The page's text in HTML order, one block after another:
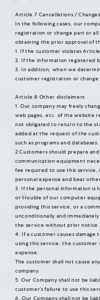
Article.7 Cancellations /
In the following cases, our
registration or change part or
obtaining the prior approval of
1. If the customer violates
2. If the information registered
3. In addition, when we
customer registration or
Article.8 Other disclaimers
1. Our company may freely
web pages, etc. of the website
not obligated to return to the
added at the request of the
such as programs and databases.
2.Customers should prepare
communication equipment
fee required to use this service,
personal expense and bear
3. If the personal information is
or trouble of our computer
providing this service, or a
unconditionally and
the service without prior notice.
4. If a customer causes
using this service, the customer
expense.
The customer shall not cause
company.
5. Our Company shall not be
customer’s failure to use this
6. Our Company shall not be